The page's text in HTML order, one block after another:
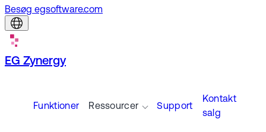
Besøg egsoftware.com
EG Zynergy
Funktioner Ressourcer Support
Kontakt
salg